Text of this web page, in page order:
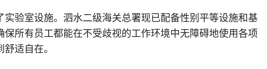
实验室设施。泗水二级海关总署现已配备性别平等设施和基
保所有员工都能在不受歧视的工作环境中无障碍地使用各项
适自在。